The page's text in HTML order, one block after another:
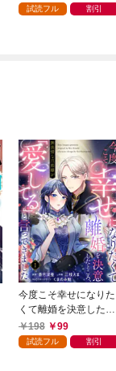
試読フル 割引
今度こそ幸せになりた
くて離婚を決意したと
ころ、無表情な旦那様
が「愛してる」と言っ
198 99
試読フル 割引